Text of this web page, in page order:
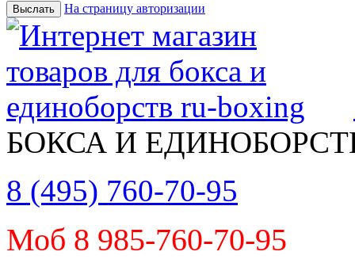
На страницу авторизации
БОКСА И
8 (495) 760-70-95
Моб 8 985-760-70-95